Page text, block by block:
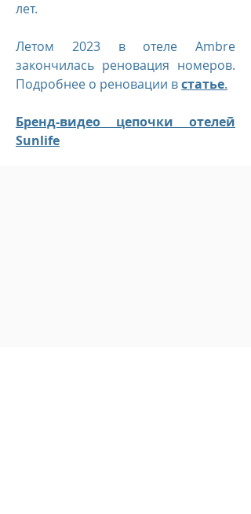
лет.
Летом 2023 в отеле Ambre
закончилась реновация номеров.
Подробнее о реновации встатье.
Бренд-видео цепочки отелей
Sunlife